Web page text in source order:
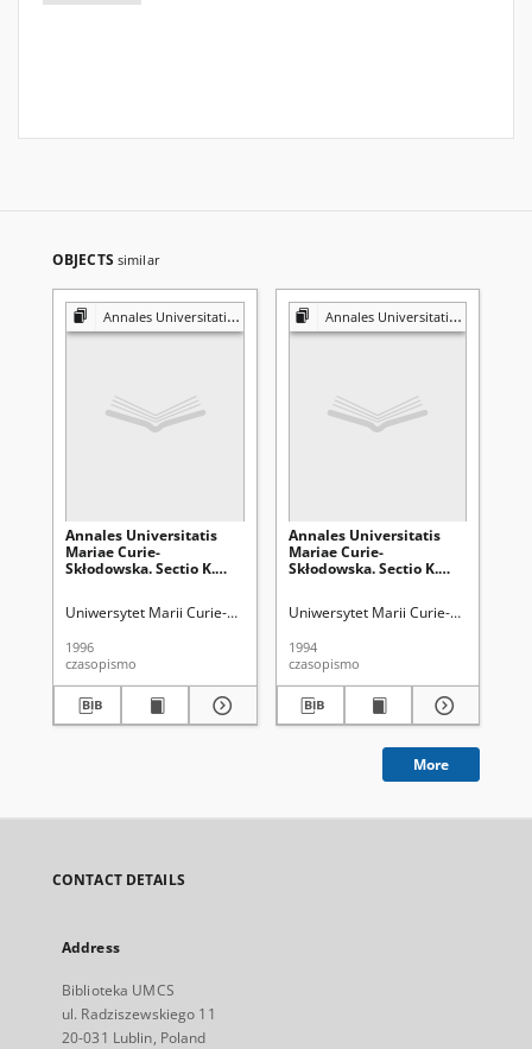
OBJECTS similar
Annales Universitatis Mariae Curie-Skłodowska. Sectio K, Politologia
Annales Universitatis
Mariae Curie-
Skłodowska. Sectio K.
spis treści
Uniwersytet Marii Curie-Skłodowskiej (Lublin)
1996
czasopismo
Annales Universitatis Mariae Curie-Skłodowska. Sectio K, Politologia
Annales Universitatis
Mariae Curie-
Skłodowska. Sectio K.
spis treści
Uniwersytet Marii Curie-
1994
czasopismo
More
CONTACT DETAILS
Address
Biblioteka UMCS
ul. Radziszewskiego 11
20-031 Lublin, Poland